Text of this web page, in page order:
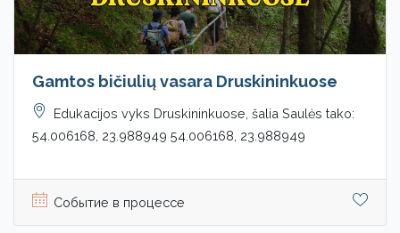
Gamtos bičiulių vasara Druskininkuose
Edukacijos vyks Druskininkuose, šalia Saulės tako:
54.006168, 23.988949 54.006168, 23.988949
Событие в процессе